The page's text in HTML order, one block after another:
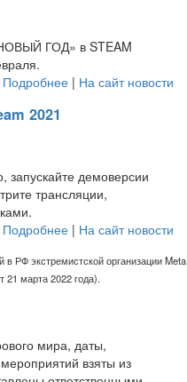
ГОД» в STEAM
Подробнее | На сайт новости
2021
запускайте демоверсии
трансляции,
Подробнее | На сайт новости
РФ экстремистской организации Meta
21 марта 2022 года).
мира, даты,
взяты из